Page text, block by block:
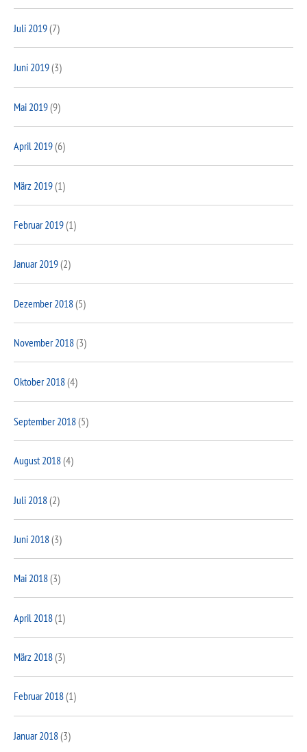
Juli 2019(7)
Juni 2019(3)
Mai 2019(9)
April 2019(6)
März 2019(1)
Februar 2019(1)
Januar 2019(2)
Dezember 2018(5)
November 2018(3)
Oktober 2018(4)
September 2018(5)
August 2018(4)
Juli 2018(2)
Juni 2018(3)
Mai 2018(3)
April 2018(1)
März 2018(3)
Februar 2018(1)
Januar 2018(3)